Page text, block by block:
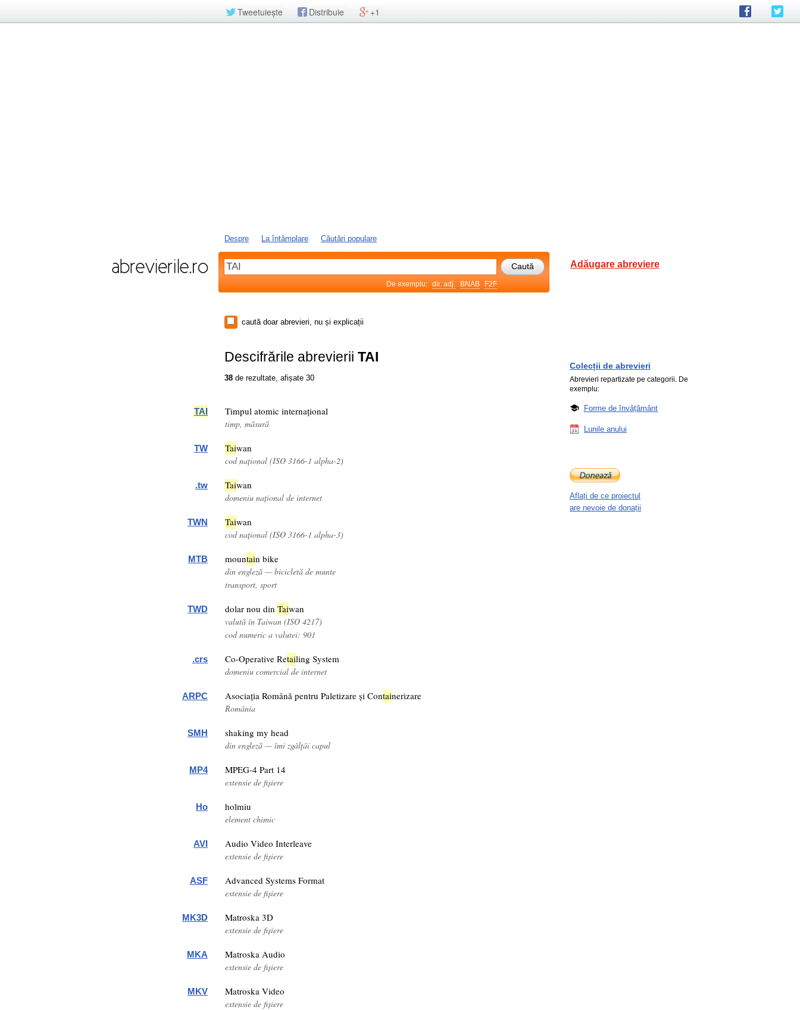
Tweetuiește Distribuie +1
Despre La întâmplare Căutări populare
De exemplu: dir. adj. BNAB F2F
Adăugare abreviere
caută doar abrevieri, nu și explicații
Descifrările abrevierii TAI
38 de rezultate, afișate 30
TAI Timpul atomic internațional
timp, măsură
TW Taiwan
cod național (ISO 3166-1 alpha-2)
.tw Taiwan
domeniu național de internet
TWN Taiwan
cod național (ISO 3166-1 alpha-3)
MTB mountain bike
din engleză — bicicletă de munte
transport, sport
TWD dolar nou din Taiwan
valută în Taiwan (ISO 4217)
cod numeric a valutei: 901
.crs Co-Operative Retailing System
domeniu comercial de internet
ARPC Asociația Română pentru Paletizare și Containerizare
România
SMH shaking my head
din engleză — îmi zgâlţâi capul
MP4 MPEG-4 Part 14
extensie de fișiere
Ho holmiu
element chimic
AVI Audio Video Interleave
extensie de fișiere
ASF Advanced Systems Format
extensie de fișiere
MK3D Matroska 3D
extensie de fișiere
MKA Matroska Audio
extensie de fișiere
MKV Matroska Video
extensie de fișiere
Colecții de abrevieri
Abrevieri repartizate pe categorii. De
exemplu:
Forme de învățământ
Lunile anului
Aflați de ce proiectul
are nevoie de donații